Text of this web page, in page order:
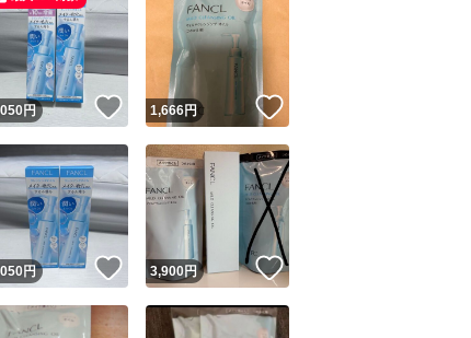
実績◯+ このユーザーはYahoo!フリマの取引を完了させた実績
フリマ実績◯+ このユーザーは他フリマサービスでの取引実績があり
ド&安心発送
ッジは実績に基づく表示であり、発送を保証しているものではありません
ード＆安心発送
このユーザーは高頻度で24時間以内＆設定した発送日
ます
ード発送 このユーザーは高頻度で24時間以内に発送しています
出品ページへ
キャンセル
！円 いいね！
1,666円
！円 いいね！
3,900円 いいね！